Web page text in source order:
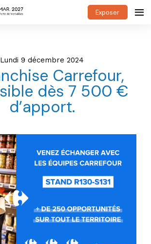
Exposer
lundi 9 décembre 2024
Carrefour,
dès 7 500 €
d’apport.